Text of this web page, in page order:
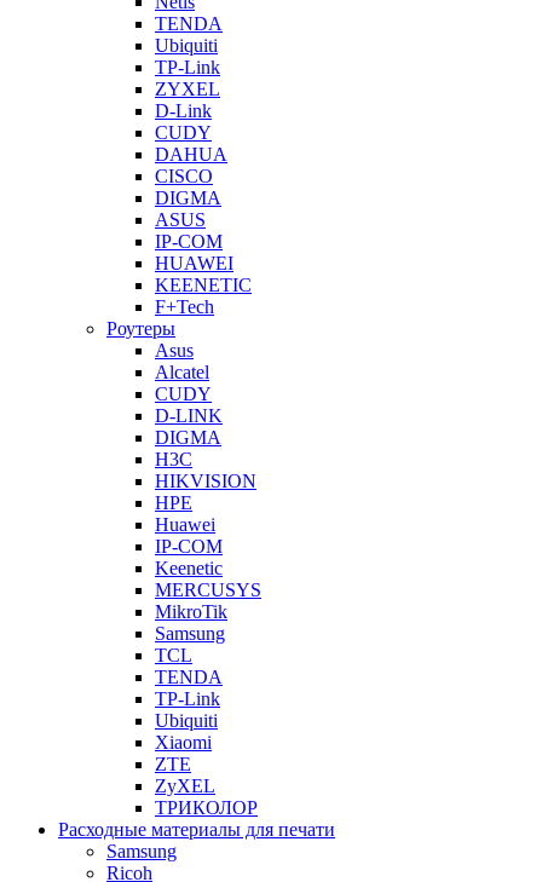
TENDA
Ubiquiti
TP-Link
ZYXEL
D-Link
CUDY
DAHUA
CISCO
DIGMA
ASUS
IP-COM
HUAWEI
KEENETIC
F+Tech
Роутеры
Asus
Alcatel
CUDY
D-LINK
DIGMA
H3C
HIKVISION
HPE
Huawei
IP-COM
Keenetic
MERCUSYS
MikroTik
Samsung
TCL
TENDA
TP-Link
Ubiquiti
Xiaomi
ZTE
ZyXEL
ТРИКОЛОР
Расходные материалы для печати
Samsung
Ricoh